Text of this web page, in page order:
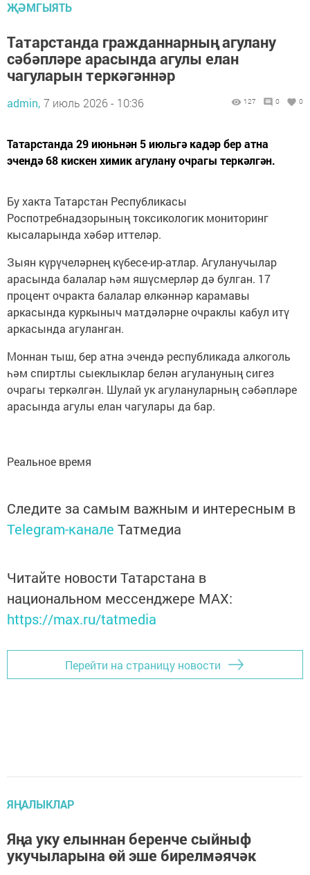
ҖӘМГЫЯТЬ
Татарстанда гражданнарның агулану
сәбәпләре арасында агулы елан
чагуларын теркәгәннәр
admin, 7 июль 2026 - 10:36 127 0 0
Татарстанда 29 июньнән 5 июльгә кадәр бер атна
эчендә 68 кискен химик агулану очрагы теркәлгән.
Бу хакта Татарстан Республикасы
Роспотребнадзорының токсикологик мониторинг
кысаларында хәбәр иттеләр.
Зыян күрүчеләрнең күбесе-ир-атлар. Агуланучылар
арасында балалар һәм яшүсмерләр дә булган. 17
процент очракта балалар өлкәннәр карамавы
аркасында куркыныч матдәләрне очраклы кабул итү
аркасында агуланган.
Моннан тыш, бер атна эчендә республикада алкоголь
һәм спиртлы сыеклыклар белән агулануның сигез
очрагы теркәлгән. Шулай ук агулануларның сәбәпләре
арасында агулы елан чагулары да бар.
Реальное время
Следите за самым важным и интересным в
Telegram-канале Татмедиа
Читайте новости Татарстана в
национальном мессенджере MАХ:
https://max.ru/tatmedia
Перейти на страницу новости
ЯҢАЛЫКЛАР
Яңа уку елыннан беренче сыйныф
укучыларына өй эше бирелмәячәк